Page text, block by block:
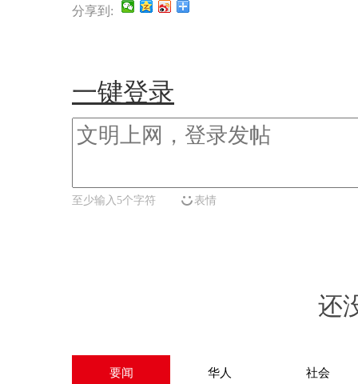
分享到:
一键登录
至少输入5个字符 表情
还
要闻 华人 社会